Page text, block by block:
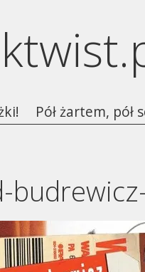
Pół żartem, pół